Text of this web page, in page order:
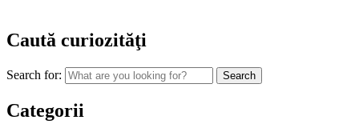
Caută curiozităţi
Search for:
Categorii